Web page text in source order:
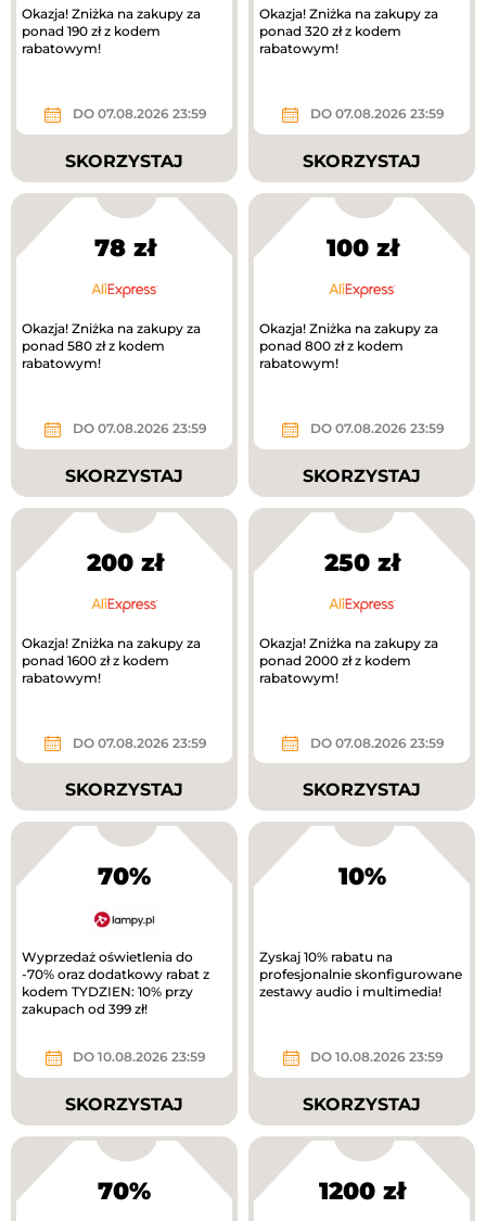
Okazja! Zniżka na zakupy za
ponad 190 zł z kodem
rabatowym!
DO 07.08.2026 23:59
SKORZYSTAJ
Okazja! Zniżka na zakupy za
ponad 320 zł z kodem
rabatowym!
DO 07.08.2026 23:59
SKORZYSTAJ
78 zł
Okazja! Zniżka na zakupy za
ponad 580 zł z kodem
rabatowym!
DO 07.08.2026 23:59
SKORZYSTAJ
100 zł
Okazja! Zniżka na zakupy za
ponad 800 zł z kodem
rabatowym!
DO 07.08.2026 23:59
SKORZYSTAJ
200 zł
Okazja! Zniżka na zakupy za
ponad 1600 zł z kodem
rabatowym!
DO 07.08.2026 23:59
SKORZYSTAJ
250 zł
Okazja! Zniżka na zakupy za
ponad 2000 zł z kodem
rabatowym!
DO 07.08.2026 23:59
SKORZYSTAJ
70%
Wyprzedaż oświetlenia do
-70% oraz dodatkowy rabat z
kodem TYDZIEN: 10% przy
zakupach od 399 zł!
DO 10.08.2026 23:59
SKORZYSTAJ
10%
Zyskaj 10% rabatu na
profesjonalnie skonfigurowane
zestawy audio i multimedia!
DO 10.08.2026 23:59
SKORZYSTAJ
70% 1200 zł